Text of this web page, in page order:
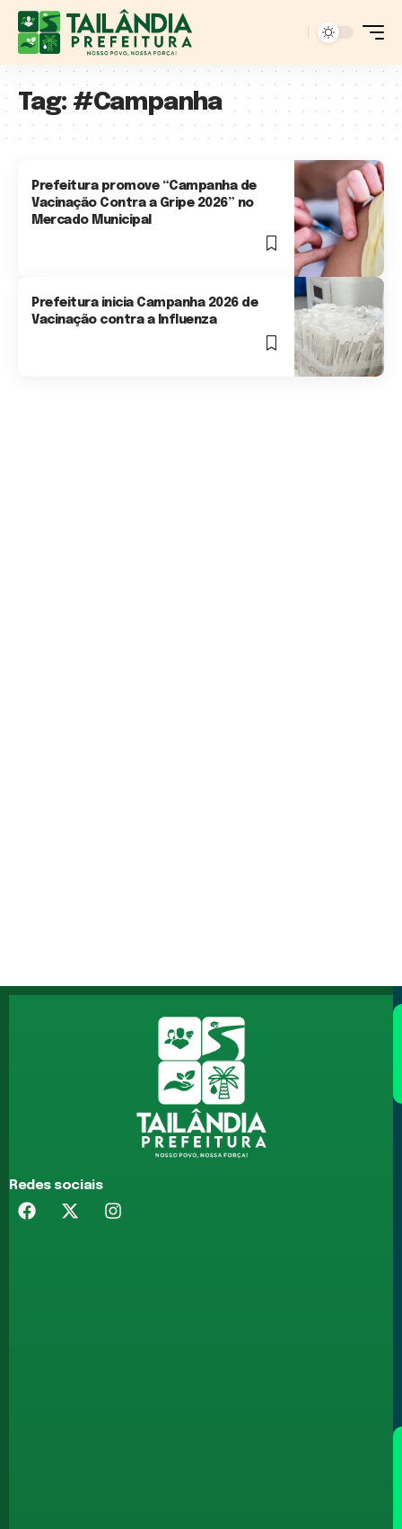
Tag: #Campanha
Prefeitura promove “Campanha de
Vacinação Contra a Gripe 2026” no
Mercado Municipal
Prefeitura inicia Campanha 2026 de
Vacinação contra a Influenza
Redes sociais